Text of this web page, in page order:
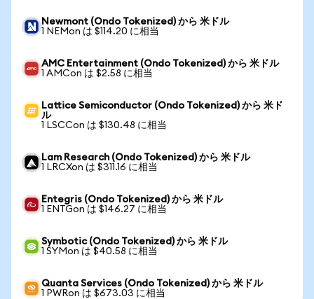
Newmont (Ondo Tokenized) から 米ドル
1 NEMon は $114.20 に相当
AMC Entertainment (Ondo Tokenized) から 米ドル
1 AMCon は $2.58 に相当
Lattice Semiconductor (Ondo Tokenized) から 米ド
ル
1 LSCCon は $130.48 に相当
Lam Research (Ondo Tokenized) から 米ドル
1 LRCXon は $311.16 に相当
Entegris (Ondo Tokenized) から 米ドル
1 ENTGon は $146.27 に相当
Symbotic (Ondo Tokenized) から 米ドル
1 SYMon は $40.58 に相当
Quanta Services (Ondo Tokenized) から 米ドル
1 PWRon は $673.03 に相当